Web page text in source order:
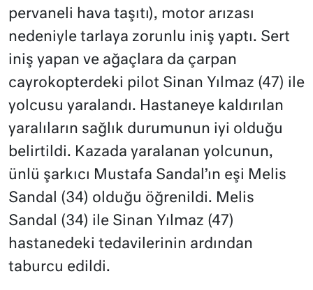
pervaneli hava taşıtı), motor arızası
nedeniyle tarlaya zorunlu iniş yaptı. Sert
iniş yapan ve ağaçlara da çarpan
cayrokopterdeki pilot Sinan Yılmaz (47) ile
yolcusu yaralandı. Hastaneye kaldırılan
yaralıların sağlık durumunun iyi olduğu
belirtildi. Kazada yaralanan yolcunun,
ünlü şarkıcı Mustafa Sandal’ın eşi Melis
Sandal (34) olduğu öğrenildi. Melis
Sandal (34) ile Sinan Yılmaz (47)
hastanedeki tedavilerinin ardından
taburcu edildi.